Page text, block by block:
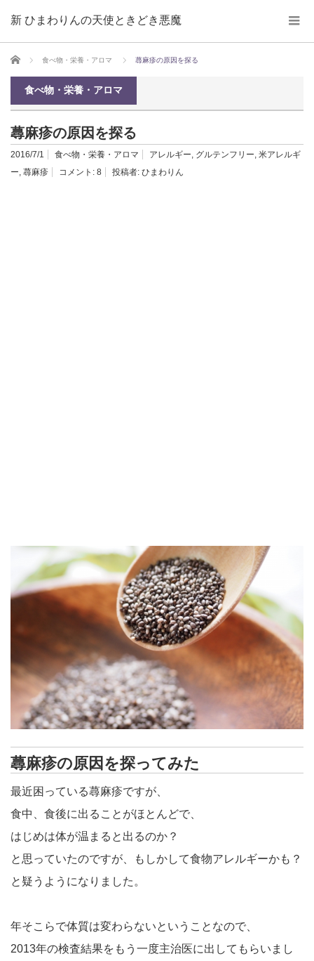
新 ひまわりんの天使ときどき悪魔
ホーム 食べ物・栄養・アロマ 蕁麻疹の原因を探る
食べ物・栄養・アロマ
蕁麻疹の原因を探る
2016/7/1 食べ物・栄養・アロマ アレルギー, グルテンフリー, 米アレルギ
ー, 蕁麻疹 コメント: 8 投稿者: ひまわりん
蕁麻疹の原因を探ってみた
最近困っている蕁麻疹ですが、
食中、食後に出ることがほとんどで、
はじめは体が温まると出るのか？
と思っていたのですが、もしかして食物アレルギーかも？
と疑うようになりました。
年そこらで体質は変わらないということなので、
2013年の検査結果をもう一度主治医に出してもらいまし